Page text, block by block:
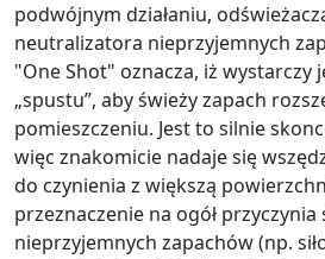
podwójnym działaniu,
neutralizatora nieprzyjemnych
"One Shot" oznacza, iż wystarczy
„spustu”, aby świeży zapach
pomieszczeniu. Jest to silnie
więc znakomicie nadaje się
do czynienia z większą
przeznaczenie na ogół
nieprzyjemnych zapachów (np.